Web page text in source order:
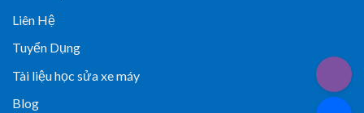
Liên Hệ
Tuyển Dụng
Tài liệu học sửa xe máy
Blog